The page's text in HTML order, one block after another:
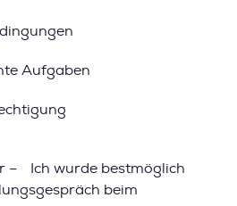
Aufgaben
– Ich wurde bestmöglich
beim